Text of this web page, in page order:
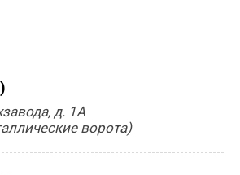
д. 1А
ворота)